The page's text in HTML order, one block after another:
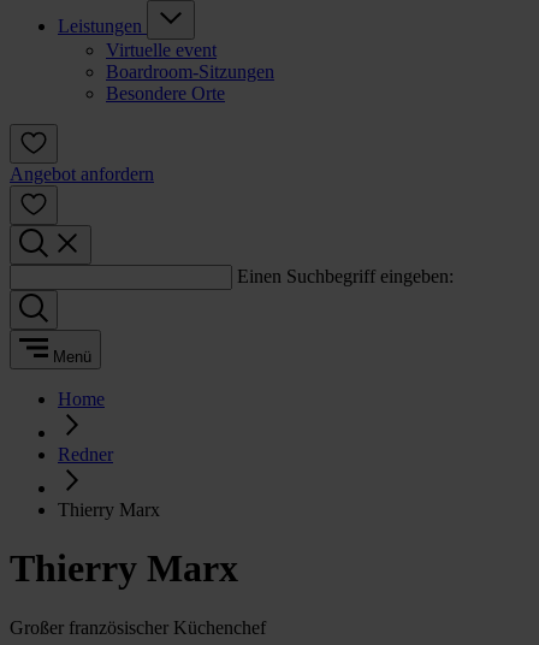
Leistungen
Virtuelle event
Boardroom-Sitzungen
Besondere Orte
Angebot anfordern
Einen Suchbegriff eingeben:
Menü
Home
Redner
Thierry Marx
Thierry Marx
Großer französischer Küchenchef